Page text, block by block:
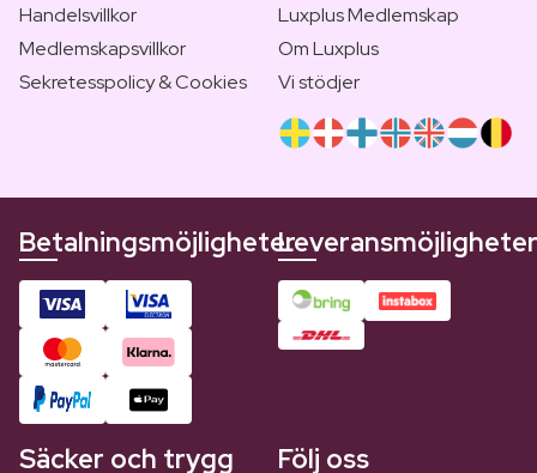
Handelsvillkor
Medlemskapsvillkor
Sekretesspolicy & Cookies
Luxplus Medlemskap
Om Luxplus
Vi stödjer
BetalningsmöjligheterLeveransmöjligheter
Säcker och trygg Följ oss